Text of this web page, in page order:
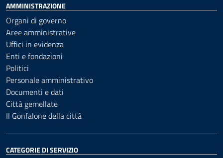
AMMINISTRAZIONE
Organi di governo
Aree amministrative
Uffici in evidenza
Enti e fondazioni
Politici
Personale amministrativo
Documenti e dati
Città gemellate
Il Gonfalone della città
CATEGORIE DI SERVIZIO